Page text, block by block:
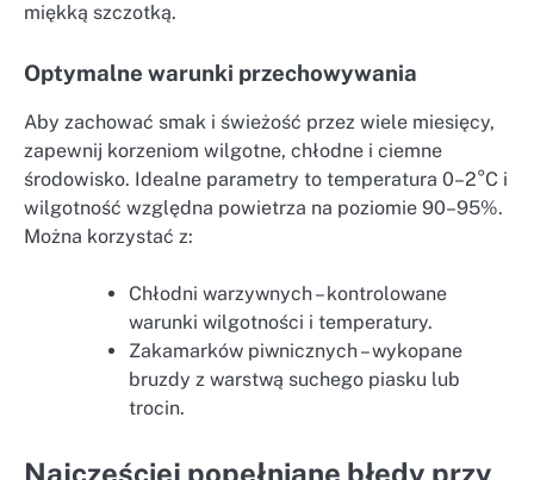
miękką szczotką.
Optymalne warunki przechowywania
Aby zachować smak i świeżość przez wiele miesięcy,
zapewnij korzeniom wilgotne, chłodne i ciemne
środowisko. Idealne parametry to temperatura 0–2°C i
wilgotność względna powietrza na poziomie 90–95%.
Można korzystać z:
Chłodni warzywnych – kontrolowane
warunki wilgotności i temperatury.
Zakamarków piwnicznych – wykopane
bruzdy z warstwą suchego piasku lub
trocin.
Najczęściej popełniane błędy przy